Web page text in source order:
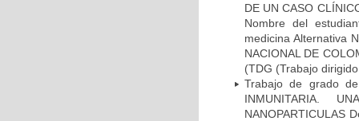
DE UN CASO
Nombre del
medicina Alternativa
NACIONAL DE
(TDG (Trabajo
Trabajo de grado
INMUNITARIA.
NANOPARTICULAS